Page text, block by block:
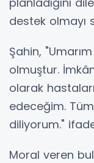
destek olmayı
Şahin,
olmuştur.
olarak
edeceğim.
diliyorum."
Moral veren